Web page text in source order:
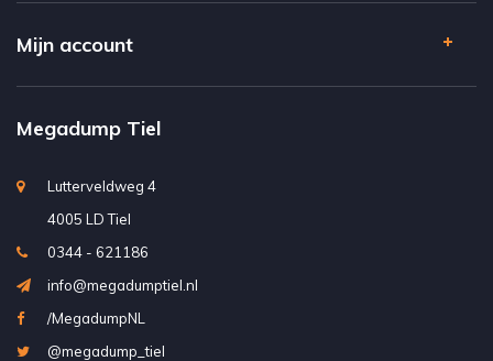
Mijn account
Megadump Tiel
Lutterveldweg 4
4005 LD Tiel
0344 - 621186
info@megadumptiel.nl
/MegadumpNL
@megadump_tiel